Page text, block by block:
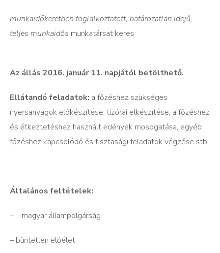
munkaidőkeretben foglalkoztatott, határozatlan idejű,
teljes munkaidős munkatársat keres.
Az állás 2016. január 11. napjától betölthető.
Ellátandó feladatok: a főzéshez szükséges
nyersanyagok előkészítése, tízórai elkészítése, a főzéshez
és étkeztetéshez használt edények mosogatása, egyéb
főzéshez kapcsolódó és tisztasági feladatok végzése stb.
Általános feltételek:
– magyar állampolgárság
– büntetlen előélet